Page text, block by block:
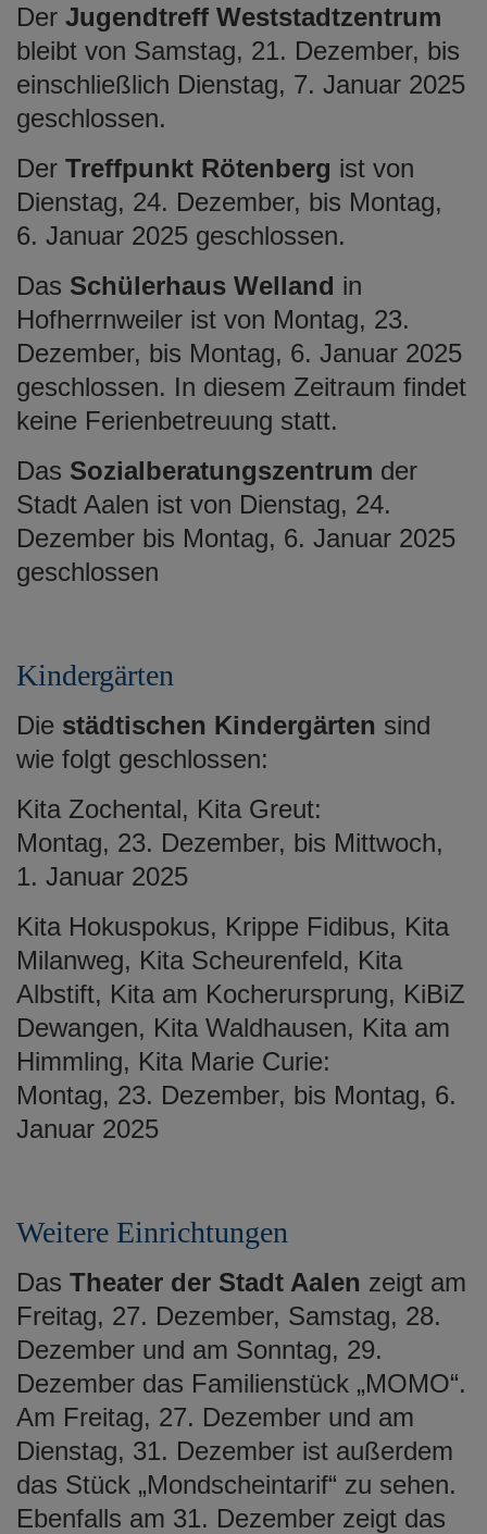
Der Jugendtreff Weststadtzentrum
bleibt von Samstag, 21. Dezember, bis
einschließlich Dienstag, 7. Januar 2025
geschlossen.
Der Treffpunkt Rötenberg ist von
Dienstag, 24. Dezember, bis Montag,
6. Januar 2025 geschlossen.
Das Schülerhaus Welland in
Hofherrnweiler ist von Montag, 23.
Dezember, bis Montag, 6. Januar 2025
geschlossen. In diesem Zeitraum findet
keine Ferienbetreuung statt.
Das Sozialberatungszentrum der
Stadt Aalen ist von Dienstag, 24.
Dezember bis Montag, 6. Januar 2025
geschlossen
Kindergärten
Die städtischen Kindergärten sind
wie folgt geschlossen:
Kita Zochental, Kita Greut:
Montag, 23. Dezember, bis Mittwoch,
1. Januar 2025
Kita Hokuspokus, Krippe Fidibus, Kita
Milanweg, Kita Scheurenfeld, Kita
Albstift, Kita am Kocherursprung, KiBiZ
Dewangen, Kita Waldhausen, Kita am
Himmling, Kita Marie Curie:
Montag, 23. Dezember, bis Montag, 6.
Januar 2025
Weitere Einrichtungen
Das Theater der Stadt Aalen zeigt am
Freitag, 27. Dezember, Samstag, 28.
Dezember und am Sonntag, 29.
Dezember das Familienstück „MOMO“.
Am Freitag, 27. Dezember und am
Dienstag, 31. Dezember ist außerdem
das Stück „Mondscheintarif“ zu sehen.
Ebenfalls am 31. Dezember zeigt das